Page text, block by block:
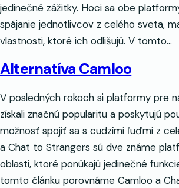
jedinečné zážitky. Hoci sa obe
spájanie jednotlivcov z celého sveta,
vlastnosti, ktoré ich odlišujú. V tomto…
Alternatíva Camloo
V posledných rokoch si platformy pre
získali značnú popularitu a poskytujú
možnosť spojiť sa s cudzími ľuďmi z
a Chat to Strangers sú dve známe
oblasti, ktoré ponúkajú jedinečné
tomto článku porovnáme Camloo a